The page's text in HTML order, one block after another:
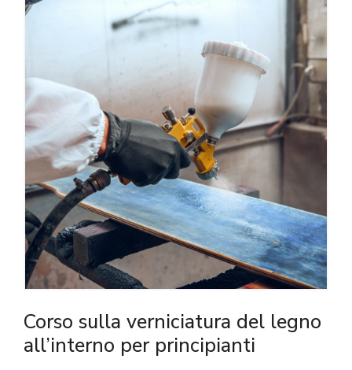
Corso sulla verniciatura del legno
all’interno per principianti